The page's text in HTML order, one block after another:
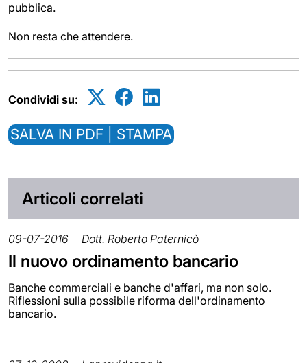
pubblica.
Non resta che attendere.
Condividi su:
SALVA IN PDF | STAMPA
Articoli correlati
09-07-2016 Dott. Roberto Paternicò
Il nuovo ordinamento bancario
Banche commerciali e banche d'affari, ma non solo.
Riflessioni sulla possibile riforma dell'ordinamento
bancario.